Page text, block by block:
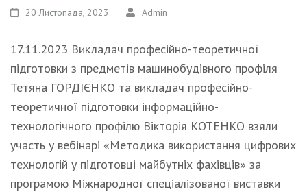
20 Листопада, 2023 Admin
17.11.2023 Викладач професійно-теоретичної
підготовки з предметів машинобудівного профіля
Тетяна ГОРДІЄНКО та викладач професійно-
теоретичної підготовки інформаційно-
технологічного профілю Вікторія КОТЕНКО взяли
участь у вебінарі «Методика використання цифрових
технологій у підготовці майбутніх фахівців» за
програмою Міжнародної спеціалізованої виставки